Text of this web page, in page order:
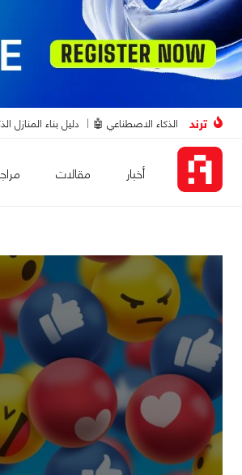
ترند الذكاء الاصطناعي 🤖 دليل بناء المنازل
أخبار مقالات